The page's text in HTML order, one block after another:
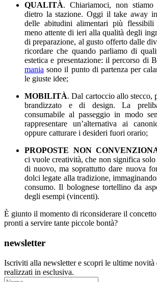
QUALITÀ. Chiariamoci, non stiamo
dietro la stazione. Oggi il take away
delle abitudini alimentari più
meno attente di ieri alla qualità degli
di preparazione, al gusto offerto dalle
ricordare che quando parliamo di
estetica e presentazione: il percorso di
mania sono il punto di partenza per
le giuste idee;
MOBILITÀ. Dal cartoccio allo stecco,
brandizzato e di design. La
consumabile al passeggio in modo
rappresentare un’alternativa ai
oppure catturare i desideri fuori orario;
PROPOSTE NON
ci vuole creatività, che non significa solo
di nuovo, ma soprattutto dare nuova
dolci legate alla tradizione,
consumo. Il bolognese tortellino da
degli esempi (vincenti).
È giunto il momento di riconsiderare il
pronti a servire tante piccole bontà?
newsletter
Iscriviti alla newsletter e scopri le ultime novità
realizzati in esclusiva.